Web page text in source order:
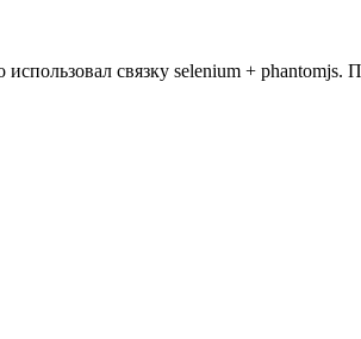
связку selenium + phantomjs.